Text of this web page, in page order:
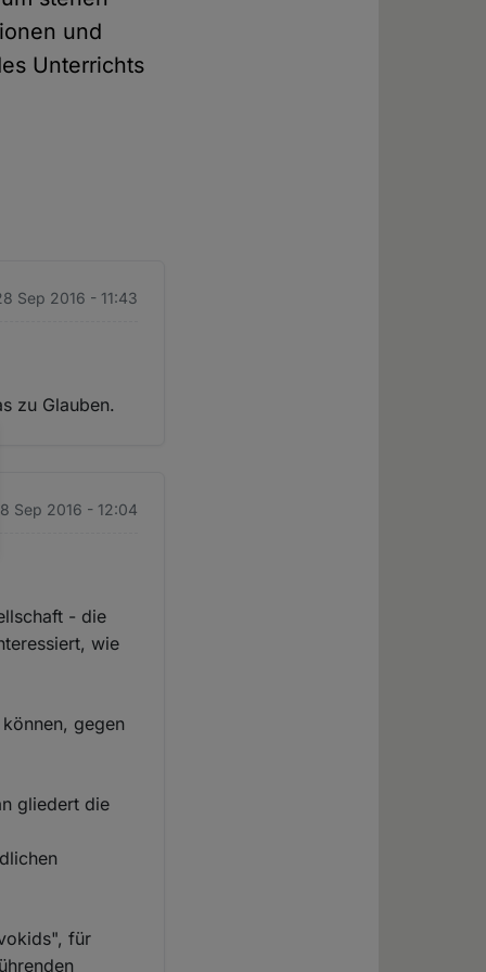
und
Unterrichts
Sep 2016 - 11:43
zu Glauben.
Sep 2016 - 12:04
- die
wie
gegen
gliedert die
für